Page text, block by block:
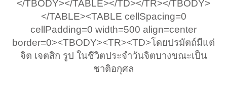
</TBODY></TABLE></TD></TR></TBODY>
</TABLE><TABLE cellSpacing=0
cellPadding=0 width=500 align=center
border=0><TBODY><TR><TD>โดยปรมัตถ์มีแต่
จิต เจตสิก รูป ในชีวิตประจำวันจิตบางขณะเป็น
ชาติอกุศล